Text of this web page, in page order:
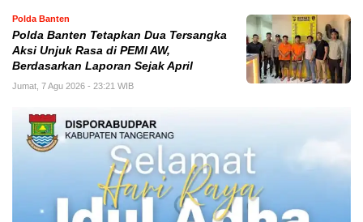
Polda Banten
Polda Banten Tetapkan Dua Tersangka
Aksi Unjuk Rasa di PEMI AW,
Berdasarkan Laporan Sejak April
Jumat, 7 Agu 2026 - 23:21 WIB